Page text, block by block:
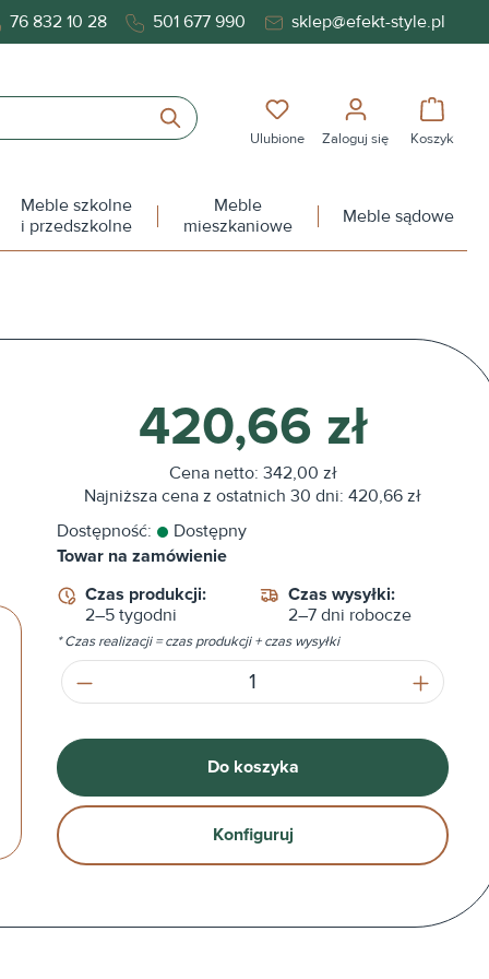
76 832 10 28 501 677 990 sklep@efekt-style.pl
Masz 0 przedmioty na
Ulubione Zaloguj się Koszyk
Meble szkolne
i przedszkolne
Meble
mieszkaniowe
Meble sądowe
420,66 zł
Cena netto: 342,00 zł
Najniższa cena z ostatnich 30 dni: 420,66 zł
Dostępność:
Dostępny
Towar na zamówienie
Czas produkcji:
2–5 tygodni
Czas wysyłki:
2–7 dni robocze
* Czas realizacji = czas produkcji + czas wysyłki
Ilość produktu: Wprowadź żądaną
Do koszyka
Konfiguruj